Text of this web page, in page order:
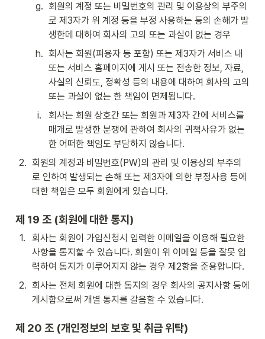
g. 회원의 계정 또는 비밀번호의 관리 및 이용상의 부주의
로 제3자가 위 계정 등을 부정 사용하는 등의 손해가 발
생한데 대하여 회사의 고의 또는 과실이 없는 경우
h. 회사는 회원(피용자 등 포함) 또는 제3자가 서비스 내
또는 서비스 홈페이지에 게시 또는 전송한 정보, 자료,
사실의 신뢰도, 정확성 등의 내용에 대하여 회사의 고의
또는 과실이 없는 한 책임이 면제됩니다.
i.
회사는 회원 상호간 또는 회원과 제3자 간에 서비스를
매개로 발생한 분쟁에 관하여 회사의 귀책사유가 없는
한 어떠한 책임도 부담하지 않습니다.
2. 회원의 계정과 비밀번호(PW)의 관리 및 이용상의 부주의
로 인하여 발생되는 손해 또는 제3자에 의한 부정사용 등에
대한 책임은 모두 회원에게 있습니다.
제 19 조 (회원에 대한 통지)
1.
회사는 회원이 가입신청시 입력한 이메일을 이용해 필요한
사항을 통지할 수 있습니다. 회원이 위 이메일 등을 잘못 입
력하여 통지가 이루어지지 않는 경우 제2항을 준용합니다.
2. 회사는 전체 회원에 대한 통지의 경우 회사의 공지사항 등에
게시함으로써 개별 통지를 갈음할 수 있습니다.
제 20 조 (개인정보의 보호 및 취급 위탁)